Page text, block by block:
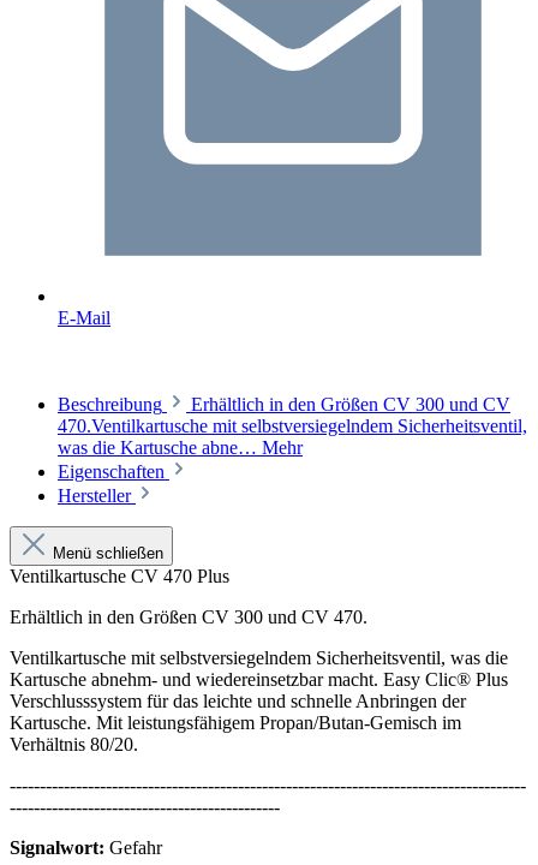
E-Mail
Beschreibung
Erhältlich in den Größen CV 300 und CV
470.Ventilkartusche mit selbstversiegelndem Sicherheitsventil,
was die Kartusche abne… Mehr
Eigenschaften
Hersteller
Menü schließen
Ventilkartusche CV 470 Plus
Erhältlich in den Größen CV 300 und CV 470.
Ventilkartusche mit selbstversiegelndem Sicherheitsventil, was die
Kartusche abnehm- und wiedereinsetzbar macht. Easy Clic® Plus
Verschlusssystem für das leichte und schnelle Anbringen der
Kartusche. Mit leistungsfähigem Propan/Butan-Gemisch im
Verhältnis 80/20.
--------------------------------------------------------------------------------------
---------------------------------------------
Signalwort: Gefahr